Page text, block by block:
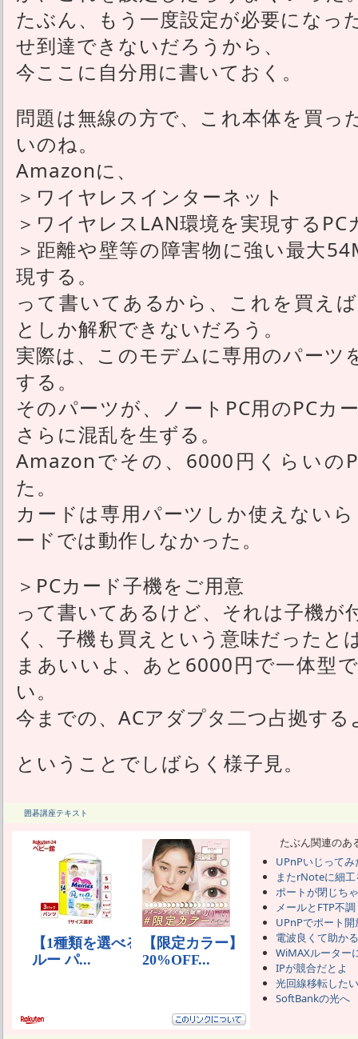
たぶん、もう一度設定が必要になっ
せ到達できないだろうから、
今ここに自分用に書いておく。
問題は無線の方で、これ本体を買っ
いのね。
Amazonに、
＞ワイヤレスインターネット
＞ワイヤレスLAN環境を実現する
＞距離や壁等の障害物に強い最大
現する。
って書いてあるから、これを買え
としか解釈できないだろう。
実際は、このモデムに専用のパーツ
する。
そのパーツが、ノートPC用のPCカ
さらに混乱を生ずる。
Amazonでその、6000円くらいの
た。
カードは専用パーツしか使えない
ードでは動作しなかった。
＞PCカード子機をご用意
って書いてあるけど、それは子機が
く、子機も買えという意味だったと
まあいいよ、あと6000円で一体型
い。
今までの、ACアダプタ二つ占拠す
ということでしばらく様子見。
囲碁講座テキスト
たぶん関連のあ
UPnPいじってみ
またrNoteに細
ポートが閉じち
メールとFTP不調
UPnPでポート開
電波良くて助かる
WiMAXルーター
IPが競合だとよ
光回線移転した
SoftBankの光へ